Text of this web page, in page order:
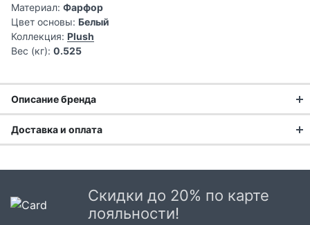
Материал: Фарфор
Цвет основы: Белый
Коллекция: Plush
Вес (кг): 0.525
Описание бренда
Английский стиль в каждой
Liberty Jones
— молодой бренд фарфоровой посуды в
английском стиле. Разнообразные по дизайну коллекции
Доставка и оплата
Доставка в Москве и области
В Москве и Московской области доставка курьером до
Скидки до 20% по карте
лояльности!